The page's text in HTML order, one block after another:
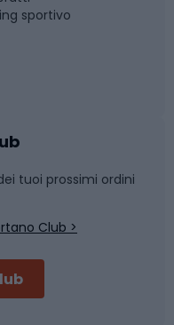
sportivo
tuoi prossimi ordini
Club >